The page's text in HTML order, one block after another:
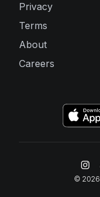
Privacy
Terms
About
Careers
© 2026